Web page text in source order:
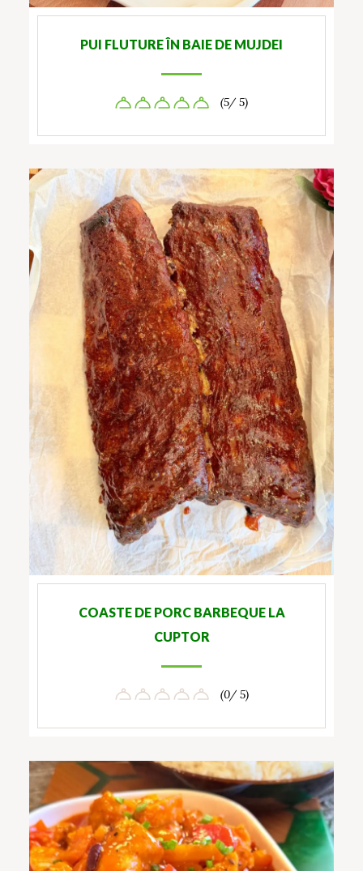
PUI FLUTURE ÎN BAIE DE MUJDEI
(5/ 5)
COASTE DE PORC BARBEQUE LA
CUPTOR
(0/ 5)